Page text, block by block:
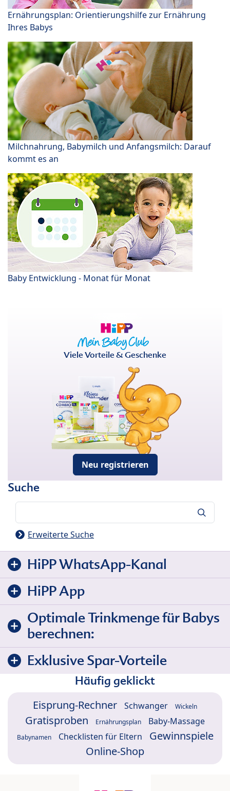
Ernährungsplan: Orientierungshilfe zur Ernährung
Ihres Babys
Milchnahrung, Babymilch und Anfangsmilch: Darauf
kommt es an
Baby Entwicklung - Monat für Monat
Viele Vorteile & Geschenke
Neu registrieren
Suche
Erweiterte Suche
HiPP WhatsApp-Kanal
HiPP App
Optimale Trinkmenge für Babys
berechnen:
Exklusive Spar-Vorteile
Häufig geklickt
Eisprung-Rechner Schwanger Wickeln
Gratisproben Ernährungsplan Baby-Massage
Babynamen Checklisten für Eltern
Gewinnspiele
Online-Shop